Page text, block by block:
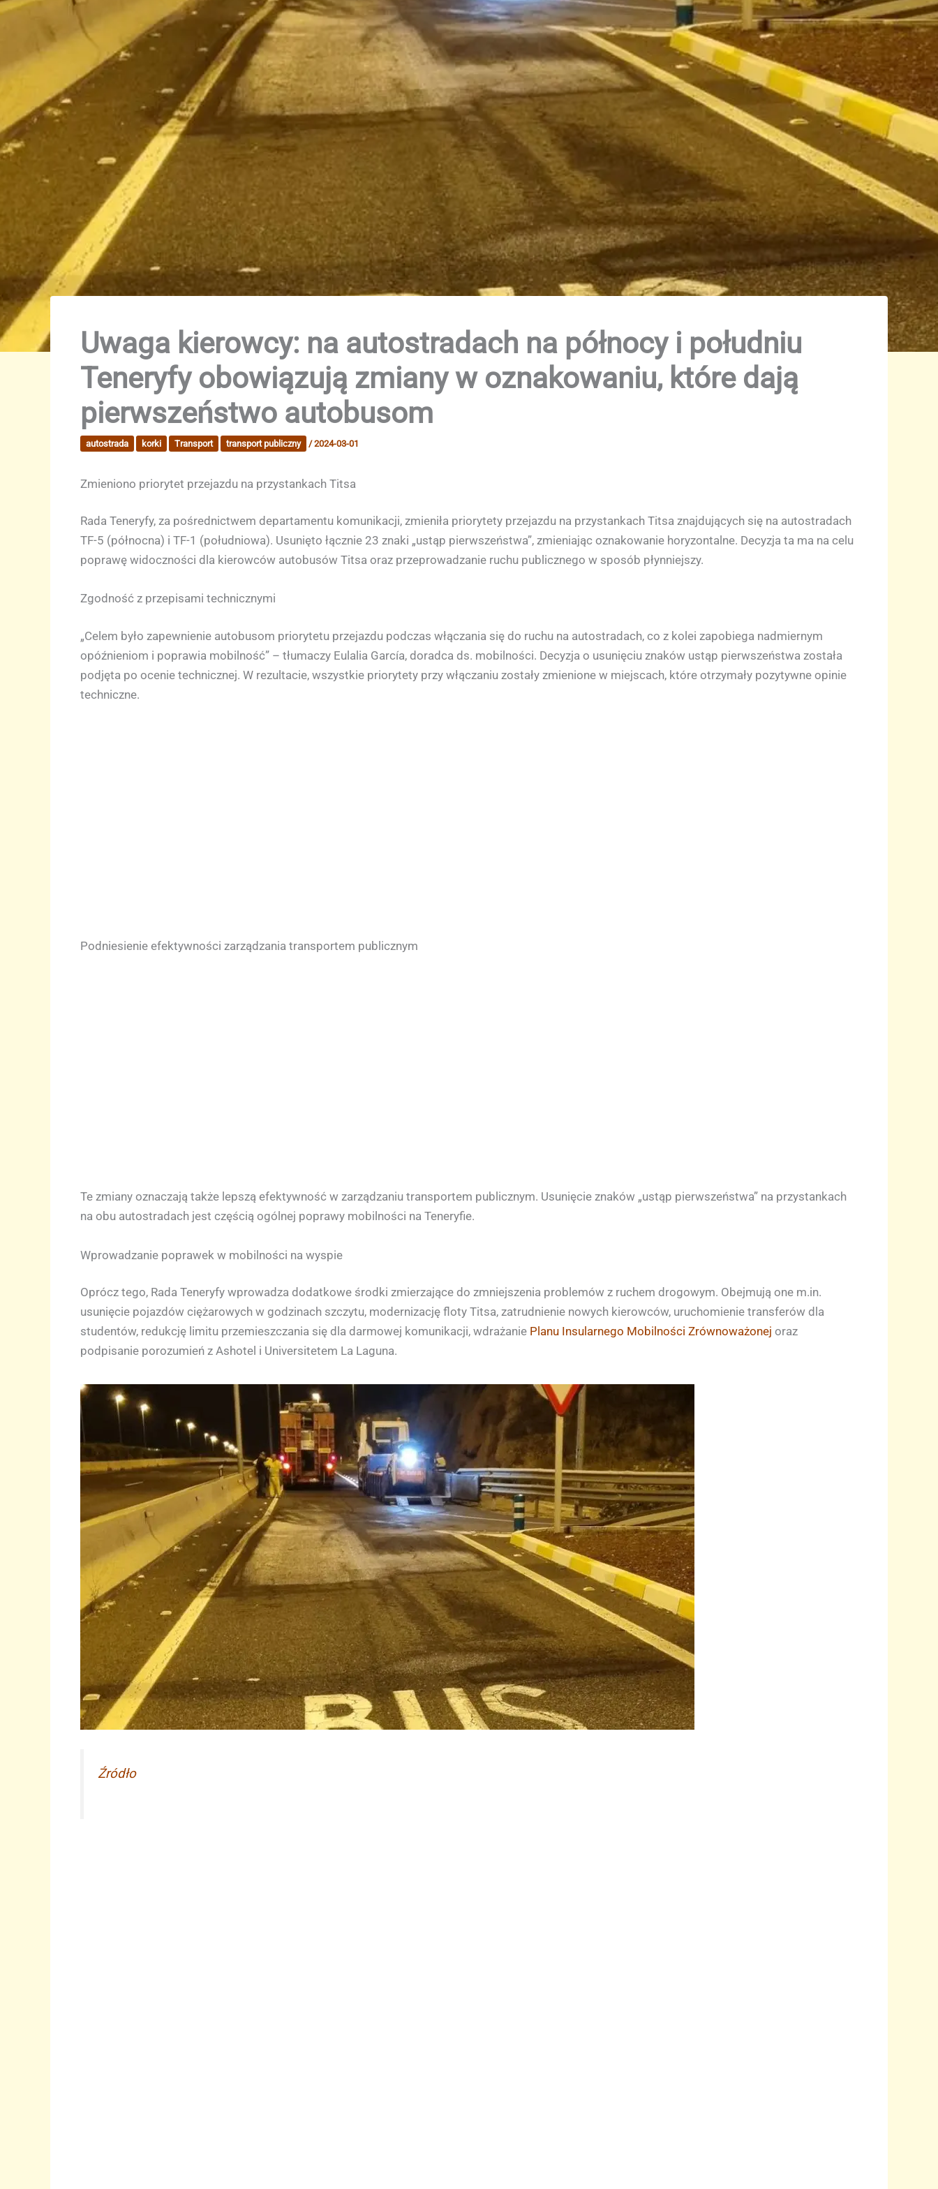
Uwaga kierowcy: na autostradach na północy i południu
Teneryfy obowiązują zmiany w oznakowaniu, które dają
pierwszeństwo autobusom
autostrada korki Transport transport publiczny /2024-03-01
Zmieniono priorytet przejazdu na przystankach Titsa
Rada Teneryfy, za pośrednictwem departamentu komunikacji, zmieniła priorytety przejazdu na przystankach Titsa znajdujących się na autostradach
TF-5 (północna) i TF-1 (południowa). Usunięto łącznie 23 znaki „ustąp pierwszeństwa”, zmieniając oznakowanie horyzontalne. Decyzja ta ma na celu
poprawę widoczności dla kierowców autobusów Titsa oraz przeprowadzanie ruchu publicznego w sposób płynniejszy.
Zgodność z przepisami technicznymi
„Celem było zapewnienie autobusom priorytetu przejazdu podczas włączania się do ruchu na autostradach, co z kolei zapobiega nadmiernym
opóźnieniom i poprawia mobilność” – tłumaczy Eulalia García, doradca ds. mobilności. Decyzja o usunięciu znaków ustąp pierwszeństwa została
podjęta po ocenie technicznej. W rezultacie, wszystkie priorytety przy włączaniu zostały zmienione w miejscach, które otrzymały pozytywne opinie
techniczne.
Podniesienie efektywności zarządzania transportem publicznym
Te zmiany oznaczają także lepszą efektywność w zarządzaniu transportem publicznym. Usunięcie znaków „ustąp pierwszeństwa” na przystankach
na obu autostradach jest częścią ogólnej poprawy mobilności na Teneryfie.
Wprowadzanie poprawek w mobilności na wyspie
Oprócz tego, Rada Teneryfy wprowadza dodatkowe środki zmierzające do zmniejszenia problemów z ruchem drogowym. Obejmują one m.in.
usunięcie pojazdów ciężarowych w godzinach szczytu, modernizację floty Titsa, zatrudnienie nowych kierowców, uruchomienie transferów dla
studentów, redukcję limitu przemieszczania się dla darmowej komunikacji, wdrażanie Planu Insularnego Mobilności Zrównoważonej oraz
podpisanie porozumień z Ashotel i Universitetem La Laguna.
Źródło